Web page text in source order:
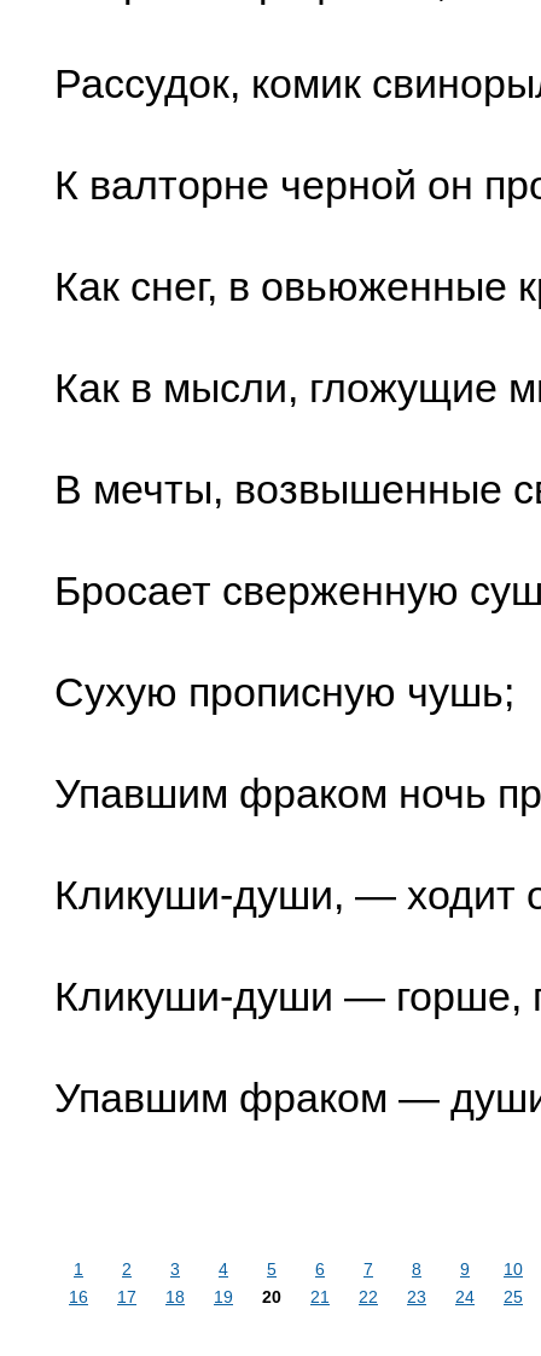
Рассудок, комик
К валторне черной он
Как снег, в овьюженные
Как в мысли, гложущие
В мечты, возвышенные
Бросает сверженную
Сухую прописную чушь;
Упавшим фраком ночь
Кликуши-души, — ходит
Кликуши-души — горше,
Упавшим фраком —
1 2 3 4 5 6 7 8 9
10
16
17 18 19 20 21 22 23 24 25